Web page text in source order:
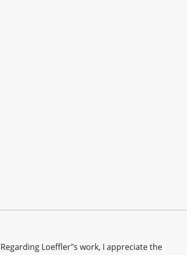
Regarding Loeffler"s work, I appreciate the